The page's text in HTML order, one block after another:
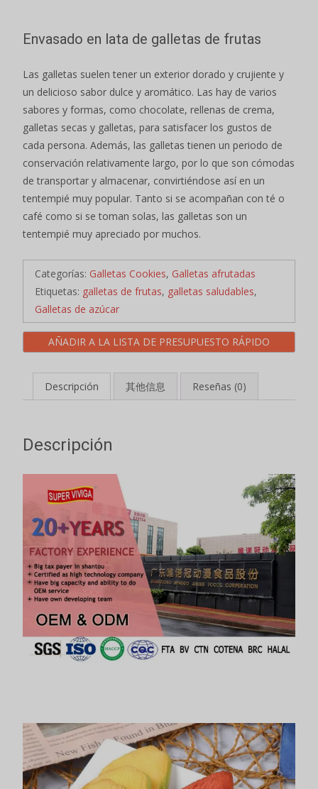
Envasado en lata de galletas de frutas
Las galletas suelen tener un exterior dorado y crujiente y
un delicioso sabor dulce y aromático. Las hay de varios
sabores y formas, como chocolate, rellenas de crema,
galletas secas y galletas, para satisfacer los gustos de
cada persona. Además, las galletas tienen un periodo de
conservación relativamente largo, por lo que son cómodas
de transportar y almacenar, convirtiéndose así en un
tentempié muy popular. Tanto si se acompañan con té o
café como si se toman solas, las galletas son un
tentempié muy apreciado por muchos.
Categorías: Galletas Cookies, Galletas afrutadas
Etiquetas: galletas de frutas, galletas saludables,
Galletas de azúcar
AÑADIR A LA LISTA DE PRESUPUESTO RÁPIDO
Descripción 其他信息 Reseñas (0)
Descripción